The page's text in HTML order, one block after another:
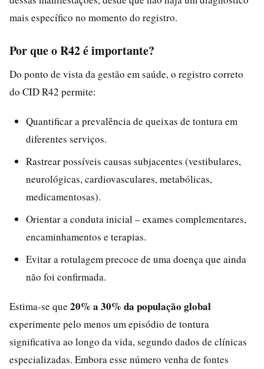
mais específico no momento do registro.
Por que o R42 é importante?
Do ponto de vista da gestão em saúde, o registro correto
do CID R42 permite:
Quantificar a prevalência de queixas de tontura em
diferentes serviços.
Rastrear possíveis causas subjacentes (vestibulares,
neurológicas, cardiovasculares, metabólicas,
medicamentosas).
Orientar a conduta inicial – exames complementares,
encaminhamentos e terapias.
Evitar a rotulagem precoce de uma doença que ainda
não foi confirmada.
Estima-se que 20% a 30% da população global
experimente pelo menos um episódio de tontura
significativa ao longo da vida, segundo dados de clínicas
especializadas. Embora esse número venha de fontes